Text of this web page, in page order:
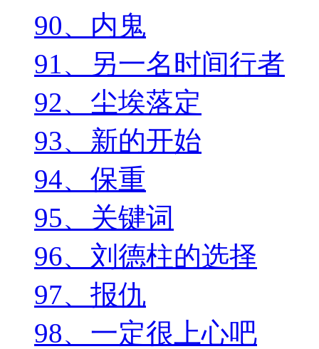
90、内鬼
91、另一名时间行者
92、尘埃落定
93、新的开始
94、保重
95、关键词
96、刘德柱的选择
97、报仇
98、一定很上心吧